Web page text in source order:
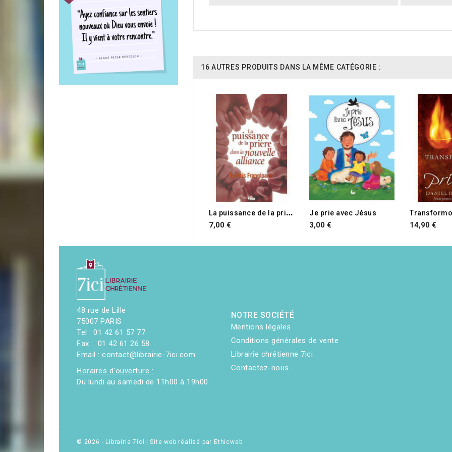
16 AUTRES PRODUITS DANS LA MÊME CATÉGORIE :
L
a puissance de la prière dans la nouvelle alliance
7,00 €
RUPTURE DE STOCK
Je prie avec Jésus
3,00 € 14,90 €
48 rue de Lille
75007 PARIS
Tel : 01 42 61 57 77
Fax : 01 42 61 26 58
Email : contact@librairie-7ici.com
Horaires d'ouverture :
Du lundi au samedi de 11h00 à 19h00
NOTRE SOCIÉTÉ
Mentions légales
Conditions générales de vente
Librairie chrétienne 7ici
Contactez-nous
© 2026 - Librairie 7ici |Site web réalisé par Ethicweb